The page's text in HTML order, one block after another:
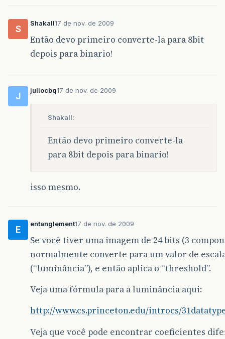
S
Shakall17 de nov. de 2009
Então devo primeiro converte-la para 8bit
depois para binario!
J
juliocbq17 de nov. de 2009
Shakall:
Então devo primeiro converte-la
para 8bit depois para binario!
isso mesmo.
E
entanglement17 de nov. de 2009
Se você tiver uma imagem de 24 bits (3
normalmente converte para um valor de
(“luminância”), e então aplica o “threshold”.
Veja uma fórmula para a luminância aqui:
http://www.cs.princeton.edu/introcs/
Veja que você pode encontrar coeficientes